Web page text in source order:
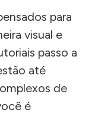
para
visual e
passo a
até
de
é